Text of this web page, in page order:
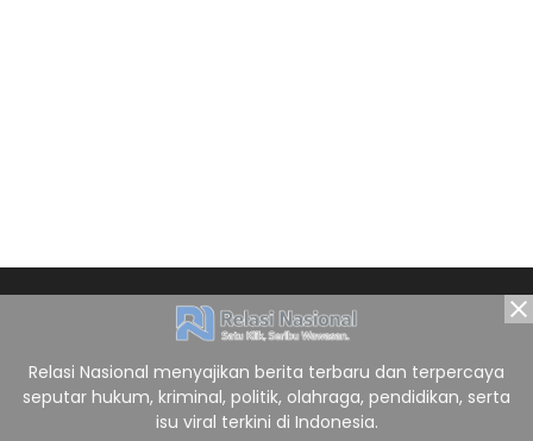
Relasi Nasional menyajikan berita terbaru dan terpercaya
seputar hukum, kriminal, politik, olahraga, pendidikan, serta
isu viral terkini di Indonesia.